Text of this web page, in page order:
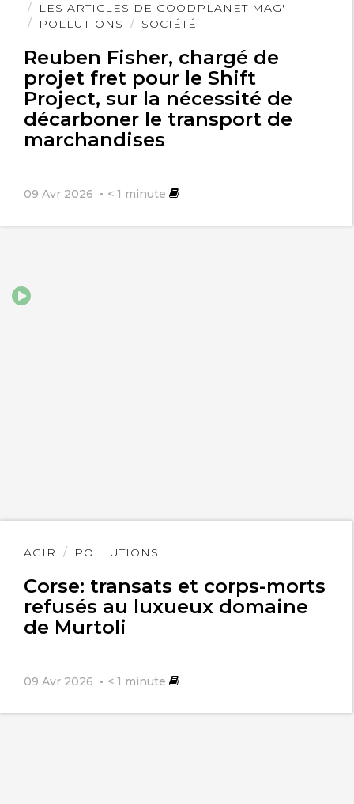
LES ARTICLES DE GOODPLANET MAG'
POLLUTIONS
SOCIÉTÉ
Reuben Fisher, chargé de
projet fret pour le Shift
Project, sur la nécessité de
décarboner le transport de
marchandises
09 Avr 2026 < 1 minute
l'article
AGIR POLLUTIONS
Corse: transats et corps-morts
refusés au luxueux domaine
de Murtoli
09 Avr 2026 < 1 minute
Lire